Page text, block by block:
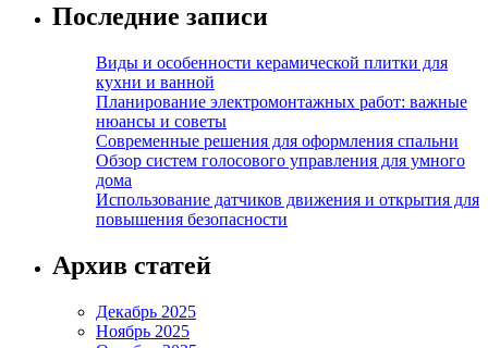
Последние записи
Виды и особенности керамической плитки для
кухни и ванной
Планирование электромонтажных работ: важные
нюансы и советы
Современные решения для оформления спальни
Обзор систем голосового управления для умного
дома
Использование датчиков движения и открытия для
повышения безопасности
Архив статей
Декабрь 2025
Ноябрь 2025